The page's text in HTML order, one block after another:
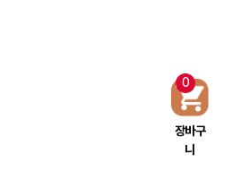
0
장바구
니